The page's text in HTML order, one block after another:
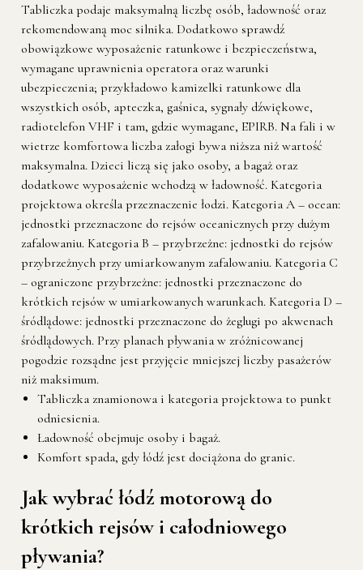
Tabliczka podaje maksymalną liczbę osób, ładowność oraz
rekomendowaną moc silnika. Dodatkowo sprawdź
obowiązkowe wyposażenie ratunkowe i bezpieczeństwa,
wymagane uprawnienia operatora oraz warunki
ubezpieczenia; przykładowo kamizelki ratunkowe dla
wszystkich osób, apteczka, gaśnica, sygnały dźwiękowe,
radiotelefon VHF i tam, gdzie wymagane, EPIRB. Na fali i w
wietrze komfortowa liczba załogi bywa niższa niż wartość
maksymalna. Dzieci liczą się jako osoby, a bagaż oraz
dodatkowe wyposażenie wchodzą w ładowność. Kategoria
projektowa określa przeznaczenie łodzi. Kategoria A – ocean:
jednostki przeznaczone do rejsów oceanicznych przy dużym
zafalowaniu. Kategoria B – przybrzeżne: jednostki do rejsów
przybrzeżnych przy umiarkowanym zafalowaniu. Kategoria C
– ograniczone przybrzeżne: jednostki przeznaczone do
krótkich rejsów w umiarkowanych warunkach. Kategoria D –
śródlądowe: jednostki przeznaczone do żeglugi po akwenach
śródlądowych. Przy planach pływania w zróżnicowanej
pogodzie rozsądne jest przyjęcie mniejszej liczby pasażerów
niż maksimum.
Tabliczka znamionowa i kategoria projektowa to punkt
odniesienia.
Ładowność obejmuje osoby i bagaż.
Komfort spada, gdy łódź jest dociążona do granic.
Jak wybrać łódź motorową do
krótkich rejsów i całodniowego
pływania?